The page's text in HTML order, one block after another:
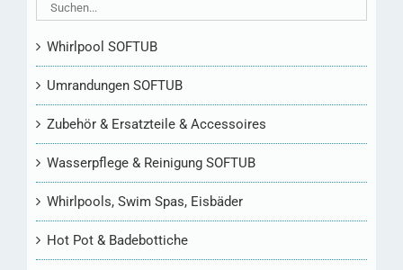
Whirlpool SOFTUB
Umrandungen SOFTUB
Zubehör & Ersatzteile & Accessoires
Wasserpflege & Reinigung SOFTUB
Whirlpools, Swim Spas, Eisbäder
Hot Pot & Badebottiche